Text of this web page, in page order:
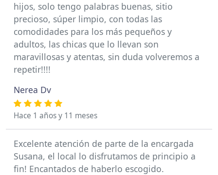
hijos, solo tengo palabras buenas, sitio
precioso, súper limpio, con todas las
comodidades para los más pequeños y
adultos, las chicas que lo llevan son
maravillosas y atentas, sin duda volveremos a
repetir!!!!
Nerea Dv
Hace 1 años y 11 meses
Excelente atención de parte de la encargada
Susana, el local lo disfrutamos de principio a
fin! Encantados de haberlo escogido.